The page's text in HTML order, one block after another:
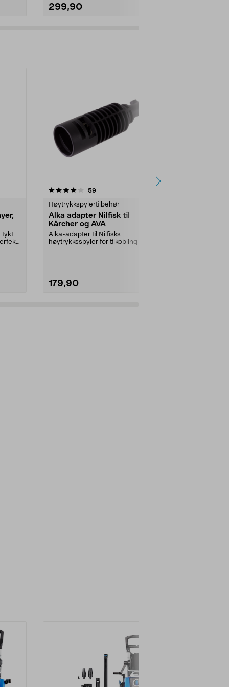
299,90
tykt
59anmeldelser
Høytrykkspylertilbehør
Alka adapter Nilfisk til
Kärcher og AVA
Alka-adapter til Nilfisks
høytrykksspyler for tilkobling av
179,90
4.5av 5 stjerner